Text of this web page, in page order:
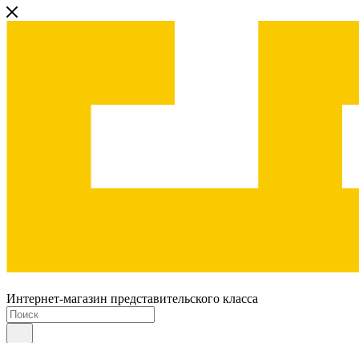
Интернет-магазин представительского класса